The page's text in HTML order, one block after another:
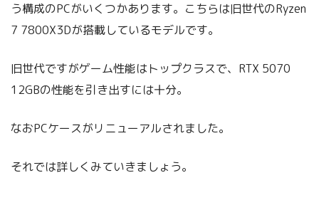
う構成のPCがいくつかあります。こちらは旧世代のRyzen
7 7800X3Dが搭載しているモデルです。
旧世代ですがゲーム性能はトップクラスで、RTX 5070
12GBの性能を引き出すには十分。
なおPCケースがリニューアルされました。
それでは詳しくみていきましょう。